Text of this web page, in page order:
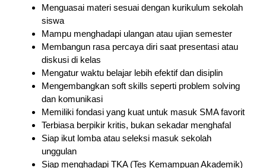
Menguasai materi sesuai dengan kurikulum sekolah
siswa
Mampu menghadapi ulangan atau ujian semester
Membangun rasa percaya diri saat presentasi atau
diskusi di kelas
Mengatur waktu belajar lebih efektif dan disiplin
Mengembangkan soft skills seperti problem solving
dan komunikasi
Memiliki fondasi yang kuat untuk masuk SMA favorit
Terbiasa berpikir kritis, bukan sekadar menghafal
Siap ikut lomba atau seleksi masuk sekolah
unggulan
Siap menghadapi TKA (Tes Kemampuan Akademik)